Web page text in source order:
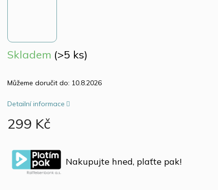
299 Kč
cena:
Nakupujte hned, plaťte pak!
Skladem (>5 ks)
Můžeme doručit do: 10.8.2026
Detailní informace